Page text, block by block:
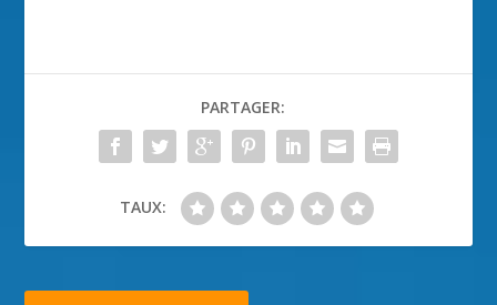
PARTAGER:
TAUX: